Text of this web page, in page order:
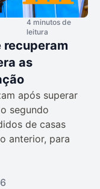
4 minutos de
leitura
recuperam
as
após superar
segundo
de casas
anterior, para